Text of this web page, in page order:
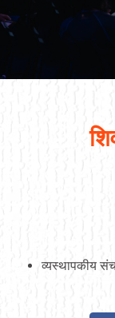
व्यस्थापकीय